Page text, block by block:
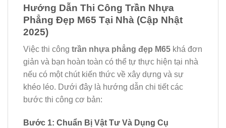
Hướng Dẫn Thi Công Trần Nhựa
Phẳng Đẹp M65 Tại Nhà (Cập Nhật
2025)
Việc thi công trần nhựa phẳng đẹp M65 khá đơn
giản và bạn hoàn toàn có thể tự thực hiện tại nhà
nếu có một chút kiến thức về xây dựng và sự
khéo léo. Dưới đây là hướng dẫn chi tiết các
bước thi công cơ bản:
Bước 1: Chuẩn Bị Vật Tư Và Dụng Cụ